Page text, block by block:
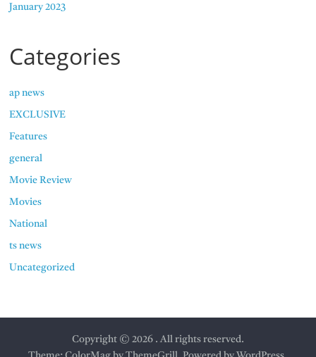
January 2023
Categories
ap news
EXCLUSIVE
Features
general
Movie Review
Movies
National
ts news
Uncategorized
Copyright © 2026 . All rights reserved.